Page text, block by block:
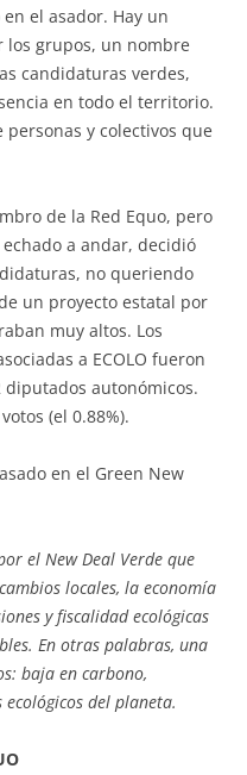
el asador. Hay un
los grupos, un nombre
candidaturas verdes,
en todo el territorio.
personas y colectivos que
de la Red Equo, pero
a andar, decidió
no queriendo
un proyecto estatal por
muy altos. Los
a ECOLO fueron
diputados autonómicos.
(el 0.88%).
en el Green New
el New Deal Verde que
locales, la economía
y fiscalidad ecológicas
En otras palabras, una
baja en carbono,
del planeta.